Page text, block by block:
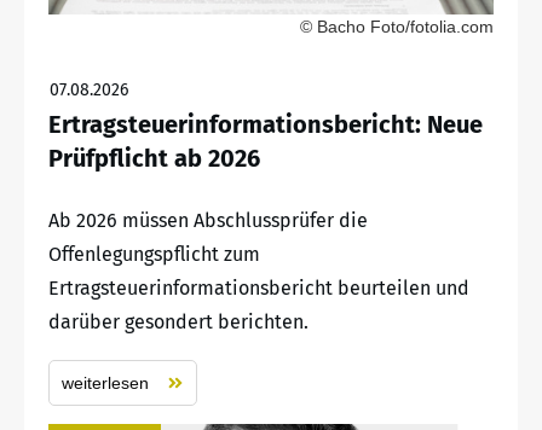
© Bacho Foto/fotolia.com
07.08.2026
Ertragsteuerinformationsbericht: Neue
Prüfpflicht ab 2026
Ab 2026 müssen Abschlussprüfer die
Offenlegungspflicht zum
Ertragsteuerinformationsbericht beurteilen und
darüber gesondert berichten.
weiterlesen